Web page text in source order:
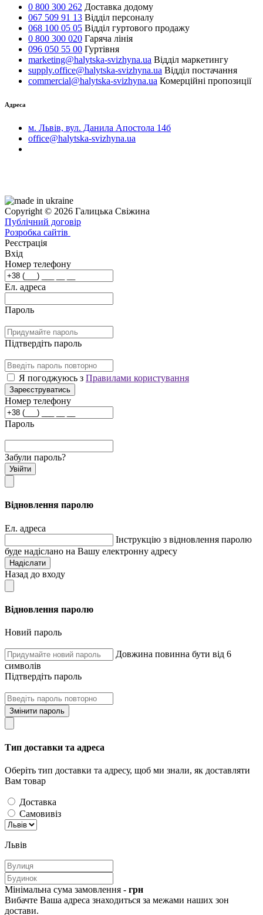
0 800 300 262 Доставка додому
067 509 91 13 Відділ персоналу
068 100 05 05 Відділ гуртового продажу
0 800 300 020 Гаряча лінія
096 050 55 00 Гуртівня
marketing@halytska-svizhyna.ua Відділ маркетингу
supply.office@halytska-svizhyna.ua Відділ постачання
commercial@halytska-svizhyna.ua Комерційні пропозиції
Адреса
м. Львів, вул. Данила Апостола 14б
office@halytska-svizhyna.ua
Copyright © 2026 Галицька Свіжина
Публічний договір
Розробка сайтів
Реєстрація
Вхід
Номер телефону
Ел. адреса
Пароль
Підтвердіть пароль
Я погоджуюсь з Правилами користування
Зареєструватись
Номер телефону
Пароль
Забули пароль?
Увійти
Відновлення паролю
Ел. адреса
Інструкцію з відновлення паролю
буде надіслано на Вашу електронну адресу
Надіслати
Назад до входу
Відновлення паролю
Новий пароль
Довжина повинна бути від 6
символів
Підтвердіть пароль
Змінити пароль
Тип доставки та адреса
Оберіть тип доставки та адресу, щоб ми знали, як доставляти
Вам товар
Доставка
Самовивіз
Львів
Мінімальна сума замовлення - грн
Вибачте Ваша адреса знаходиться за межами наших зон
достави.